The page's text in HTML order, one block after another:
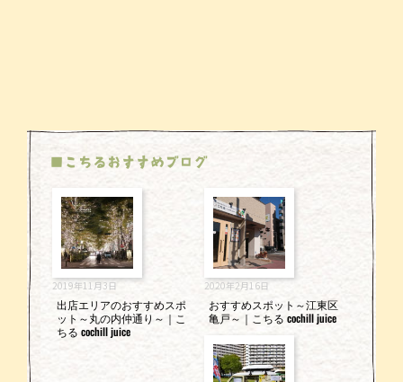
■こちるおすすめブログ
2019年11月3日
出店エリアのおすすめスポ
ット～丸の内仲通り～｜こ
ちる cochill juice
2020年2月16日
おすすめスポット～江東区
亀戸～｜こちる cochill juice